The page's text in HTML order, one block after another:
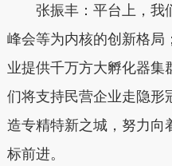
张振丰：平台上，我
峰会等为内核的创新格局
业提供千万方大孵化器集
们将支持民营企业走隐形
造专精特新之城，努力向
标前进。